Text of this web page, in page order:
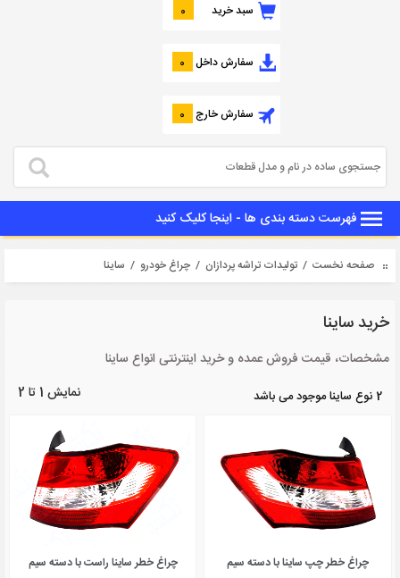
سبد خرید 0
سفارش داخل 0
سفارش خارج 0
فهرست دسته بندی ها - اینجا کلیک کنید
صفحه نخست / تولیدات تراشه پردازان / چراغ خودرو / ساینا
خرید ساینا
مشخصات، قیمت فروش عمده و خرید اینترنتی انواع ساینا
2 نوع ساینا موجود می باشد نمایش 1 تا 2
چراغ خطر چپ ساینا با دسته سیم چراغ خطر ساینا راست با دسته سیم